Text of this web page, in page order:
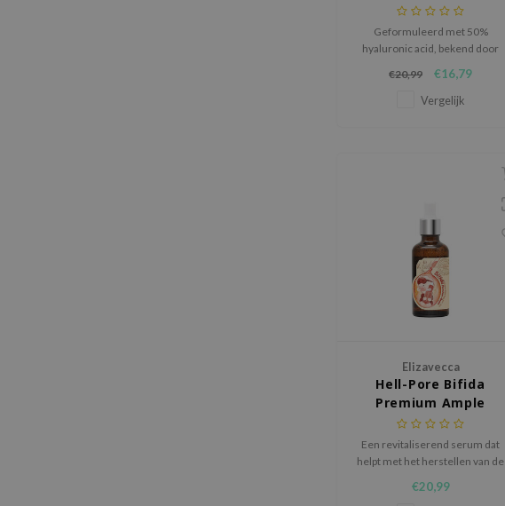
Geformuleerd met 50%
hyaluronic acid, bekend door
eigenschappen. Ideaal voor de
droge huid die een boost kan
€20,99 €16,79
Vergelijk
Elizavecca
Hell-Pore Bifida
Premium Ample
Een revitaliserend serum dat
helpt met het herstellen van de
€20,99